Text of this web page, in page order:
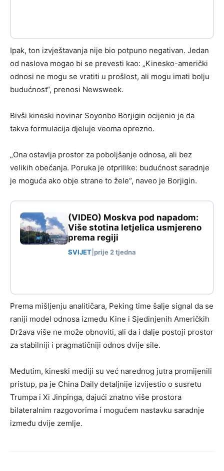
Ipak, ton izvještavanja nije bio potpuno negativan. Jedan
od naslova mogao bi se prevesti kao: „Kinesko-američki
odnosi ne mogu se vratiti u prošlost, ali mogu imati bolju
budućnost“, prenosi Newsweek.
Bivši kineski novinar Soyonbo Borjigin ocijenio je da
takva formulacija djeluje veoma oprezno.
„Ona ostavlja prostor za poboljšanje odnosa, ali bez
velikih obećanja. Poruka je otprilike: budućnost saradnje
je moguća ako obje strane to žele“, naveo je Borjigin.
(VIDEO) Moskva pod napadom:
Više stotina letjelica usmjereno
prema regiji
SVIJET prije 2 tjedna
Prema mišljenju analitičara, Peking time šalje signal da se
raniji model odnosa između Kine i Sjedinjenih Američkih
Država više ne može obnoviti, ali da i dalje postoji prostor
za stabilniji i pragmatičniji odnos dvije sile.
Međutim, kineski mediji su već narednog jutra promijenili
pristup, pa je China Daily detaljnije izvijestio o susretu
Trumpa i Xi Jinpinga, dajući znatno više prostora
bilateralnim razgovorima i mogućem nastavku saradnje
između dvije zemlje.